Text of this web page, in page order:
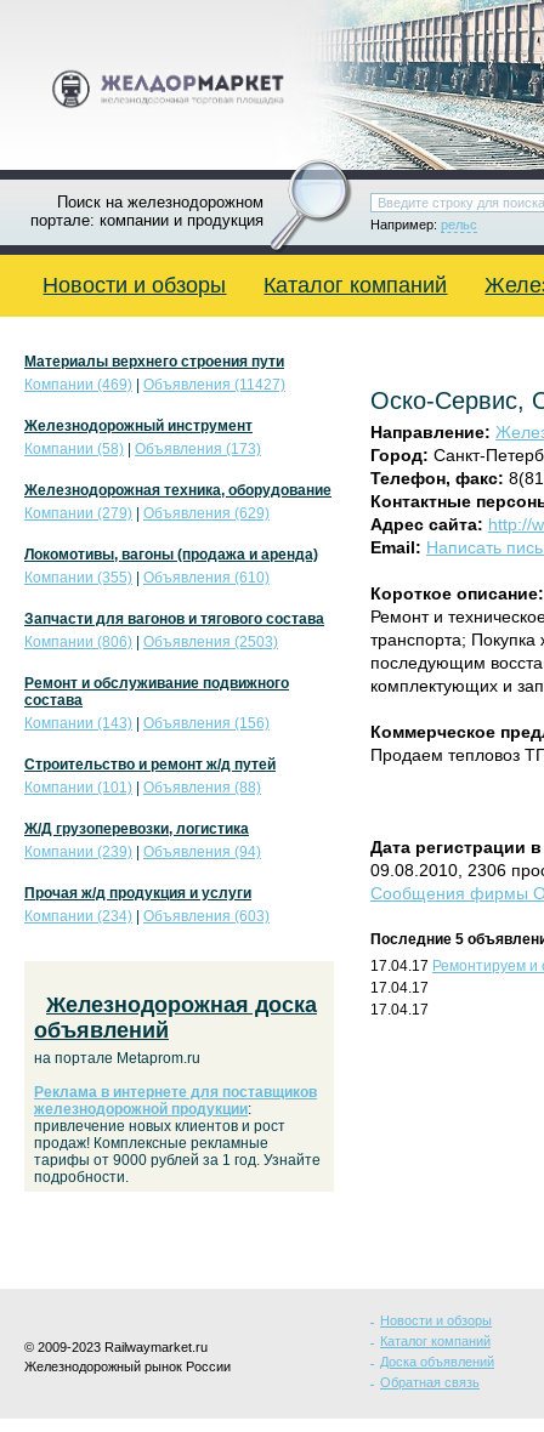
Поиск на железнодорожном
портале: компании и продукция
Например: рельс
Новости и обзоры Каталог компаний
Оско-Сервис,
Направление:
Город: Санкт-
Телефон, факс:
Контактные
Адрес сайта: http://
Email: Написать
Короткое описание:
Ремонт и
транспорта;
последующим
комплектующих и
Коммерческое
Продаем тепловоз
Дата регистрации в
09.08.2010, 2306
Сообщения фирмы
Последние 5
17.04.17 Ремонтируем и
17.04.17
17.04.17
Материалы верхнего строения пути
Компании (469)
Объявления (11427)
Железнодорожный инструмент
Компании (58)
Объявления (173)
Железнодорожная техника, оборудование
Компании (279)
Объявления (629)
Локомотивы, вагоны (продажа и аренда)
Компании (355)
Объявления (610)
Запчасти для вагонов и тягового состава
Компании (806)
Объявления (2503)
Ремонт и обслуживание подвижного
состава
Компании (143)
Объявления (156)
Строительство и ремонт ж/д путей
Компании (101)
Объявления (88)
Ж/Д грузоперевозки, логистика
Компании (239)
Объявления (94)
Прочая ж/д продукция и услуги
Компании (234)
Объявления (603)
Железнодорожная доска
объявлений
на портале Metaprom.ru
Реклама в интернете для поставщиков
железнодорожной продукции:
привлечение новых клиентов и рост
продаж! Комплексные рекламные
тарифы от 9000 рублей за 1 год. Узнайте
подробности.
© 2009-2023 Railwaymarket.ru
Железнодорожный рынок России
Новости и обзоры
Каталог компаний
Доска объявлений
Обратная связь